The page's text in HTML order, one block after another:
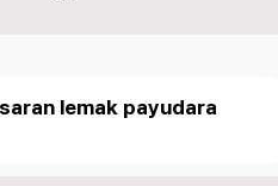
lemak payudara